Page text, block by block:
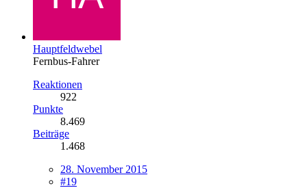
Hauptfeldwebel
Fernbus-Fahrer
Reaktionen
922
Punkte
8.469
Beiträge
1.468
28. November 2015
#19